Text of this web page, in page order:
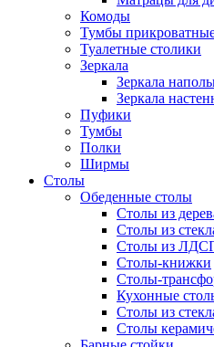
Комоды
Тумбы
Туалетные столики
Зеркала
Зеркала
Зеркала
Пуфики
Тумбы
Полки
Ширмы
Столы
Обеденные столы
Столы из
Столы из
Столы из
Столы-книжки
Столы-
Кухонные
Столы из
Столы